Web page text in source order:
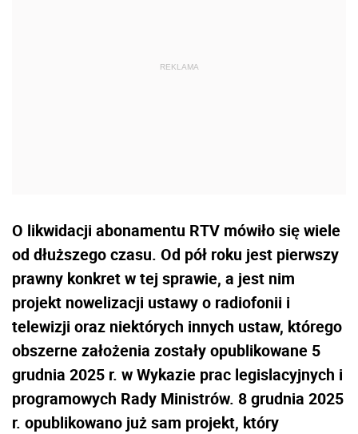
O likwidacji abonamentu RTV mówiło się wiele
od dłuższego czasu. Od pół roku jest pierwszy
prawny konkret w tej sprawie, a jest nim
projekt nowelizacji ustawy o radiofonii i
telewizji oraz niektórych innych ustaw, którego
obszerne założenia zostały opublikowane 5
grudnia 2025 r. w Wykazie prac legislacyjnych i
programowych Rady Ministrów. 8 grudnia 2025
r. opublikowano już sam projekt, który